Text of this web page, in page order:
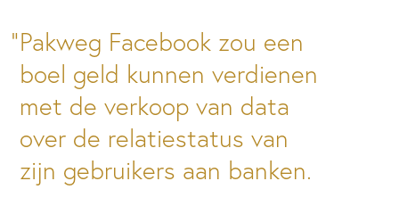
Pakweg Facebook zou een
boel geld kunnen verdienen
met de verkoop van data
over de relatiestatus van
zijn gebruikers aan banken.